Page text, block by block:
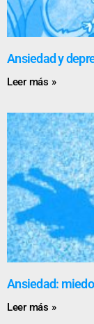
Ansiedad y
Leer más »
Ansiedad:
Leer más »